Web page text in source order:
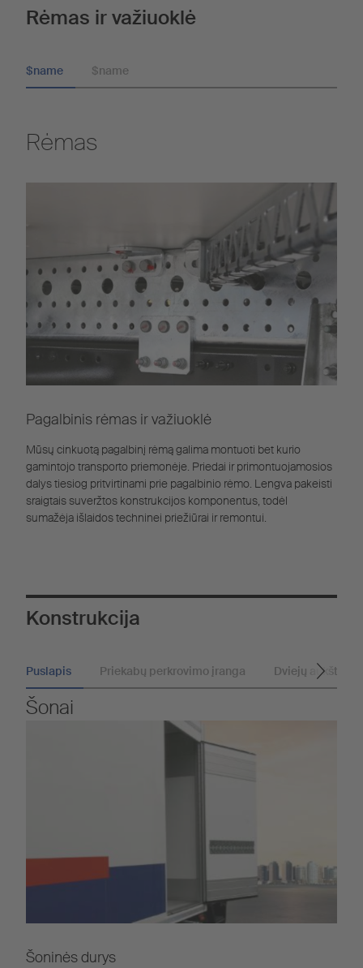
Rėmas ir važiuoklė
$name $name
Rėmas
Pagalbinis rėmas ir važiuoklė
Mūsų cinkuotą pagalbinį rėmą galima montuoti bet kurio
gamintojo transporto priemonėje. Priedai ir primontuojamosios
dalys tiesiog pritvirtinami prie pagalbinio rėmo. Lengva pakeisti
sraigtais suveržtos konstrukcijos komponentus, todėl
sumažėja išlaidos techninei priežiūrai ir remontui.
Konstrukcija
Puslapis Priekabų perkrovimo įranga Dviejų aukštų
Šonai
Šoninės durys